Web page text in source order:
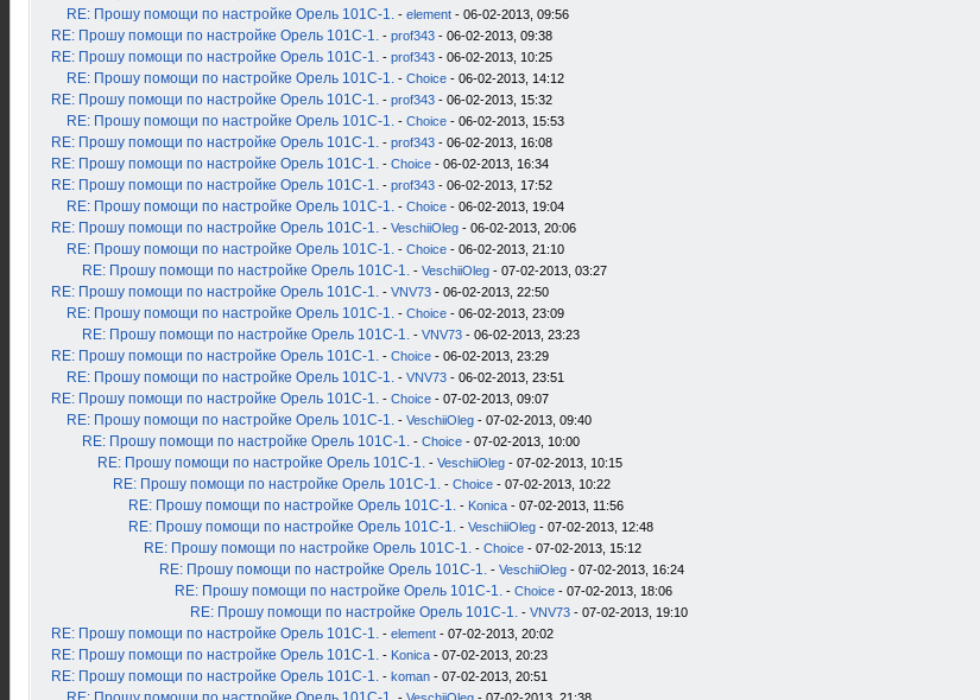
RE: Прошу помощи по настройке Орель 101С-1. - element - 06-02-2013, 09:56
RE: Прошу помощи по настройке Орель 101С-1. - prof343 - 06-02-2013, 09:38
RE: Прошу помощи по настройке Орель 101С-1. - prof343 - 06-02-2013, 10:25
RE: Прошу помощи по настройке Орель 101С-1. - Choice - 06-02-2013, 14:12
RE: Прошу помощи по настройке Орель 101С-1. - prof343 - 06-02-2013, 15:32
RE: Прошу помощи по настройке Орель 101С-1. - Choice - 06-02-2013, 15:53
RE: Прошу помощи по настройке Орель 101С-1. - prof343 - 06-02-2013, 16:08
RE: Прошу помощи по настройке Орель 101С-1. - Choice - 06-02-2013, 16:34
RE: Прошу помощи по настройке Орель 101С-1. - prof343 - 06-02-2013, 17:52
RE: Прошу помощи по настройке Орель 101С-1. - Choice - 06-02-2013, 19:04
RE: Прошу помощи по настройке Орель 101С-1. - VeschiiOleg - 06-02-2013, 20:06
RE: Прошу помощи по настройке Орель 101С-1. - Choice - 06-02-2013, 21:10
RE: Прошу помощи по настройке Орель 101С-1. - VeschiiOleg - 07-02-2013, 03:27
RE: Прошу помощи по настройке Орель 101С-1. - VNV73 - 06-02-2013, 22:50
RE: Прошу помощи по настройке Орель 101С-1. - Choice - 06-02-2013, 23:09
RE: Прошу помощи по настройке Орель 101С-1. - VNV73 - 06-02-2013, 23:23
RE: Прошу помощи по настройке Орель 101С-1. - Choice - 06-02-2013, 23:29
RE: Прошу помощи по настройке Орель 101С-1. - VNV73 - 06-02-2013, 23:51
RE: Прошу помощи по настройке Орель 101С-1. - Choice - 07-02-2013, 09:07
RE: Прошу помощи по настройке Орель 101С-1. - VeschiiOleg - 07-02-2013, 09:40
RE: Прошу помощи по настройке Орель 101С-1. - Choice - 07-02-2013, 10:00
RE: Прошу помощи по настройке Орель 101С-1. - VeschiiOleg - 07-02-2013, 10:15
RE: Прошу помощи по настройке Орель 101С-1. - Choice - 07-02-2013, 10:22
RE: Прошу помощи по настройке Орель 101С-1. - Konica - 07-02-2013, 11:56
RE: Прошу помощи по настройке Орель 101С-1. - VeschiiOleg - 07-02-2013, 12:48
RE: Прошу помощи по настройке Орель 101С-1. - Choice - 07-02-2013, 15:12
RE: Прошу помощи по настройке Орель 101С-1. - VeschiiOleg - 07-02-2013, 16:24
RE: Прошу помощи по настройке Орель 101С-1. - Choice - 07-02-2013, 18:06
RE: Прошу помощи по настройке Орель 101С-1. - VNV73 - 07-02-2013, 19:10
RE: Прошу помощи по настройке Орель 101С-1. - element - 07-02-2013, 20:02
RE: Прошу помощи по настройке Орель 101С-1. - Konica - 07-02-2013, 20:23
RE: Прошу помощи по настройке Орель 101С-1. - koman - 07-02-2013, 20:51